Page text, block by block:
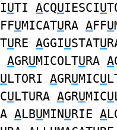
UTI ACQUIESCIU
FFUMICATURA AFFU
URE AGGIUSTATU
AGRUMICOLTURA A
ULTORI AGRUMICU
ULTURA AGRUMICU
ALBUMINURIE A